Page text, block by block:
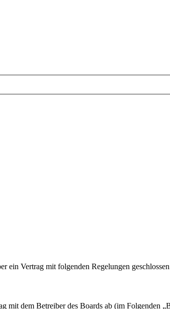
ein Vertrag mit folgenden Regelungen
dem Betreiber des Boards ab (im Folgenden